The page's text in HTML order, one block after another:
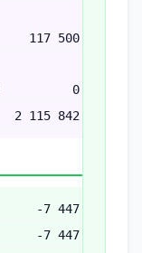
117 500
0
2 115 842
-7 447
-7 447